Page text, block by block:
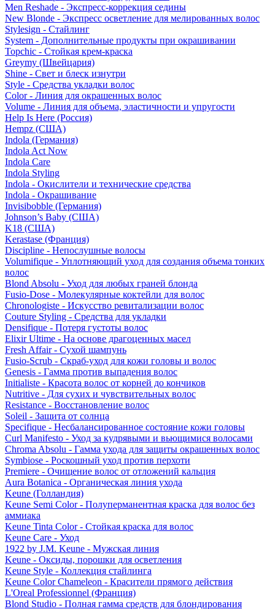
Men Reshade - Экспресс-коррекция седины
New Blonde - Экспресс осветление для мелированных волос
Stylesign - Стайлинг
System - Дополнительные продукты при окрашивании
Topchic - Стойкая крем-краска
Greymy (Швейцария)
Shine - Свет и блеск изнутри
Style - Средства укладки волос
Color - Линия для окрашенных волос
Volume - Линия для объема, эластичности и упругости
Help Is Here (Россия)
Hempz (США)
Indola (Германия)
Indola Act Now
Indola Care
Indola Styling
Indola - Окислители и технические средства
Indola - Окрашивание
Invisibobble (Германия)
Johnson’s Baby (США)
K18 (США)
Kerastase (Франция)
Discipline - Непослушные волосы
Volumifique - Уплотняющий уход для создания объема тонких
волос
Blond Absolu - Уход для любых граней блонда
Fusio-Dose - Молекулярные коктейли для волос
Chronologiste - Искусство ревитализации волос
Couture Styling - Средства для укладки
Densifique - Потеря густоты волос
Elixir Ultime - На основе драгоценных масел
Fresh Affair - Сухой шампунь
Fusio-Scrub - Скраб-уход для кожи головы и волос
Genesis - Гамма против выпадения волос
Initialiste - Красота волос от корней до кончиков
Nutritive - Для сухих и чувствительных волос
Resistance - Восстановление волос
Soleil - Защита от солнца
Specifique - Несбалансированное состояние кожи головы
Curl Manifesto - Уход за кудрявыми и вьющимися волосами
Chroma Absolu - Гамма ухода для защиты окрашенных волос
Symbiose - Роскошный уход против перхоти
Premiere - Очищение волос от отложений кальция
Aura Botanica - Органическая линия ухода
Keune (Голландия)
Keune Semi Color - Полуперманентная краска для волос без
аммиака
Keune Tinta Color - Стойкая краска для волос
Keune Care - Уход
1922 by J.M. Keune - Мужская линия
Keune - Оксиды, порошки для осветления
Keune Style - Коллекция стайлинга
Keune Color Chameleon - Красители прямого действия
L'Oreal Professionnel (Франция)
Blond Studio - Полная гамма средств для блондирования